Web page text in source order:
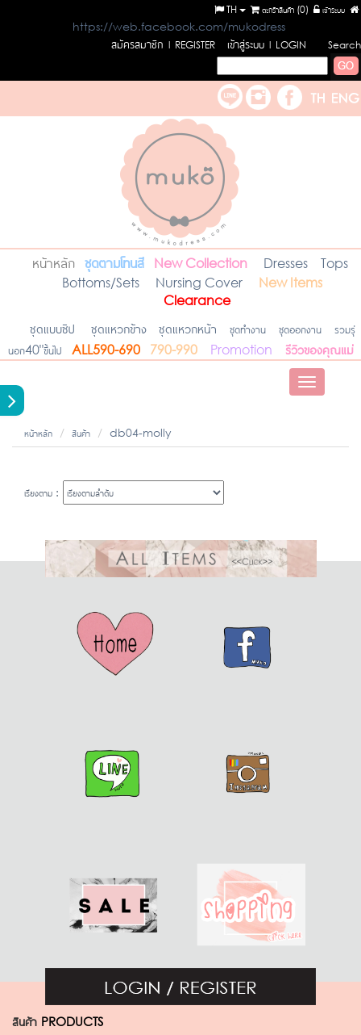
เข้าระบบ
ตะกร้าสินค้า (0)
TH
https://web.facebook.com/mukodress
สมัครสมาชิก l REGISTER เข้าสู่ระบบ l LOGIN Search
หน้าหลัก ชุดตามโทนสี New Collection Dresses
Tops
Bottoms/Sets
Nursing Cover
New Items
Clearance
ชุดแบบซิป ชุดแหวกข้าง ชุดแหวกหน้า ชุดทำงาน ชุดออกงาน
รวมรุ่
นอก40"ขึ้นไป
ALL590-690 790-990 Promotion รีวิวของคุณแม่
Toggle
หน้าหลัก สินค้า db04-molly
เรียงตาม :
สินค้า PRODUCTS